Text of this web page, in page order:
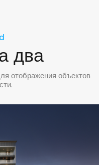
два
отображения объектов